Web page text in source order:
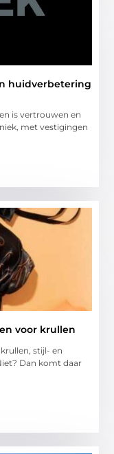
huidverbetering
is vertrouwen en
met vestigingen
voor krullen
stijl- en
Dan komt daar